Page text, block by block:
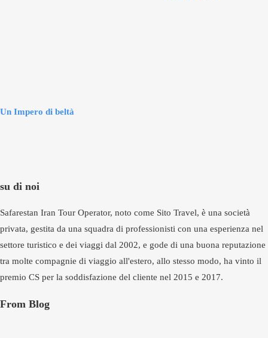
Un Impero di beltà
su di noi
Safarestan Iran Tour Operator, noto come Sito Travel, è una società
privata, gestita da una squadra di professionisti con una esperienza nel
settore turistico e dei viaggi dal 2002, e gode di una buona reputazione
tra molte compagnie di viaggio all'estero, allo stesso modo, ha vinto il
premio CS per la soddisfazione del cliente nel 2015 e 2017.
From Blog